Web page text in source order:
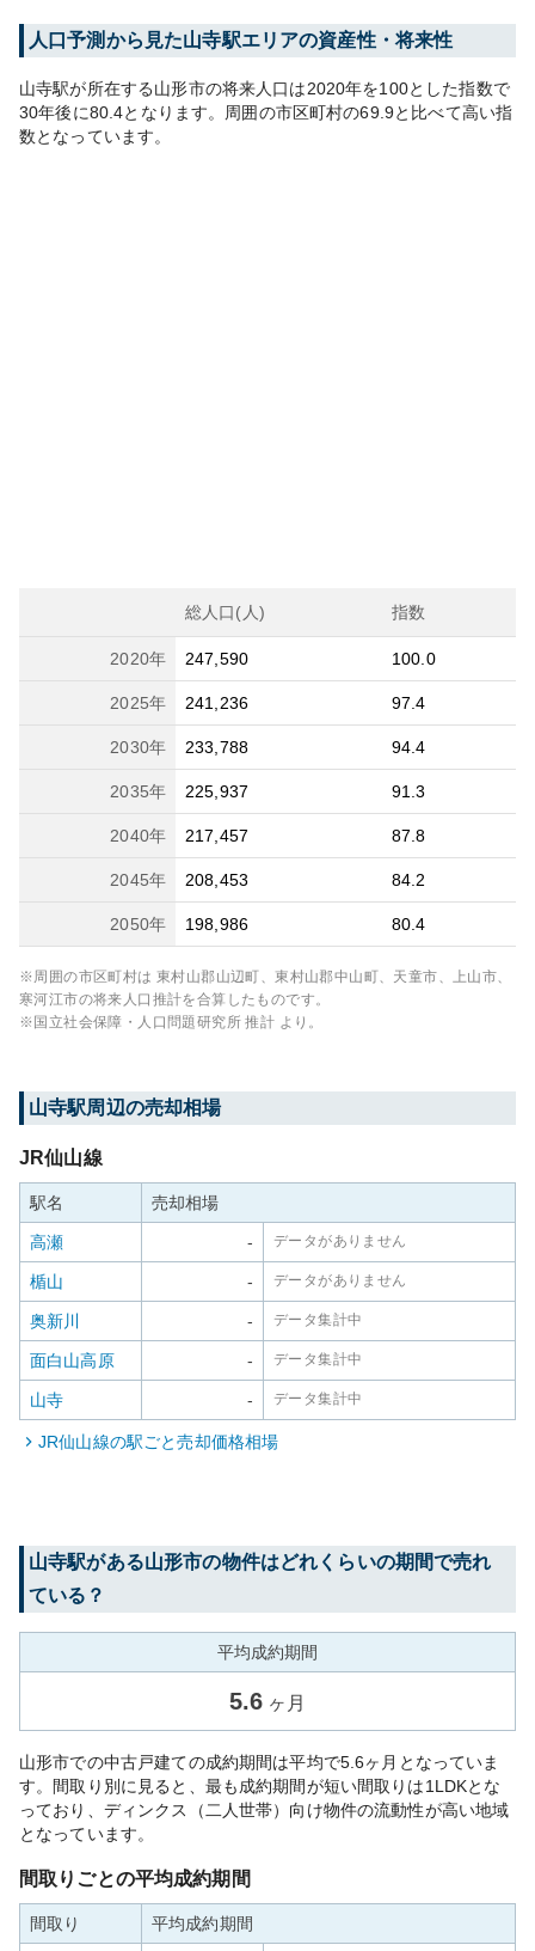
人口予測から見た山寺駅エリアの資産性・将来性
山寺駅が所在する山形市の将来人口は2020年を100とした指数で
30年後に80.4となります。 周囲の市区町村の69.9と比べて高い指
数となっています。
総人口(人) 指数
2020年 247,590 100.0
2025年 241,236 97.4
2030年 233,788 94.4
2035年 225,937 91.3
2040年 217,457 87.8
2045年 208,453 84.2
2050年 198,986 80.4
※周囲の市区町村は 東村山郡山辺町、東村山郡中山町、天童市、上山市、
寒河江市の将来人口推計を合算したものです。
※国立社会保障・人口問題研究所 推計 より。
山寺駅周辺の売却相場
JR仙山線
駅名 売却相場
高瀬 - データがありません
楯山 - データがありません
奥新川 - データ集計中
面白山高原 - データ集計中
山寺 - データ集計中
JR仙山線の駅ごと売却価格相場
山寺駅がある山形市の物件はどれくらいの期間で売れ
ている？
平均成約期間
5.6 ヶ月
山形市での中古戸建ての成約期間は平均で5.6ヶ月となっていま
す。間取り別に見ると、最も成約期間が短い間取りは1LDKとな
っており、ディンクス（二人世帯）向け物件の流動性が高い地域
となっています。
間取りごとの平均成約期間
間取り 平均成約期間